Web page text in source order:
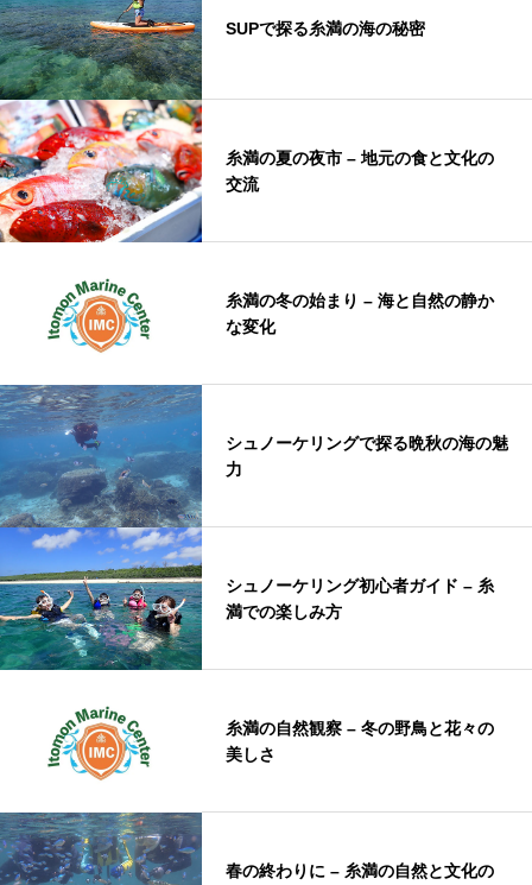
SUPで探る糸満の海の秘密
糸満の夏の夜市 – 地元の食と文化の
交流
糸満の冬の始まり – 海と自然の静か
な変化
シュノーケリングで探る晩秋の海の魅
力
シュノーケリング初心者ガイド – 糸
満での楽しみ方
糸満の自然観察 – 冬の野鳥と花々の
美しさ
春の終わりに – 糸満の自然と文化の